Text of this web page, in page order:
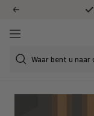
naar
content
Vorige
Navigatie